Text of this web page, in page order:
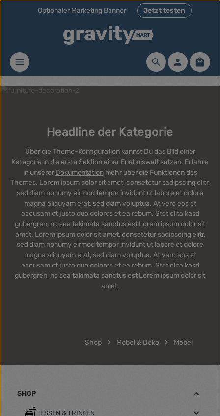
Zum Hauptinhalt springen
Optionaler Marketing Banner Jetzt testen
Headline der Kategorie
Über die Theme-Konfiguration kannst Du das Bild einer
Kategorie in die erste Sektion einer Erlebniswelt setzen. Erfahre
in unserer Dokumentationmehr über die Funktionen des
Themes. Lorem ipsum dolor sit amet, consetetur sadipscing elitr,
sed diam nonumy eirmod tempor invidunt ut labore et dolore
magna aliquyam erat, sed diam voluptua. At vero eos et
accusam et justo duo dolores et ea rebum. Stet clita kasd
gubergren, no sea takimata sanctus est Lorem ipsum dolor sit
amet. Lorem ipsum dolor sit amet, consetetur sadipscing elitr,
sed diam nonumy eirmod tempor invidunt ut labore et dolore
magna aliquyam erat, sed diam voluptua. At vero eos et
accusam et justo duo dolores et ea rebum. Stet clita kasd
gubergren, no sea takimata sanctus est Lorem ipsum dolor sit
amet.
Shop Möbel & Deko Möbel
SHOP
ESSEN & TRINKEN